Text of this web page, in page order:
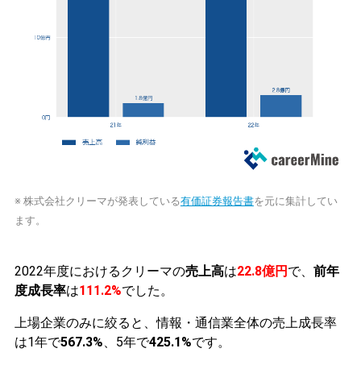
※ 株式会社クリーマが発表している有価証券報告書を元に集計してい
ます。
2022年度におけるクリーマの売上高は22.8億円 で、 前年
度成長率は111.2%でした。
上場企業のみに絞ると、情報・通信業全体の売上成長率
は1年で567.3%、5年で425.1%です。